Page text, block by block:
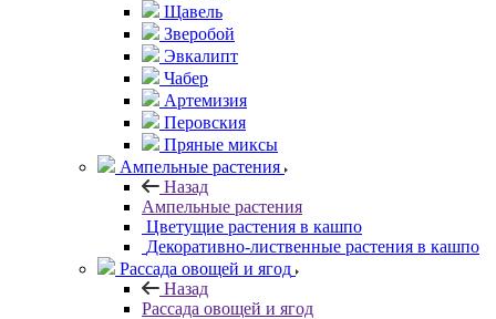
Щавель
Зверобой
Эвкалипт
Чабер
Артемизия
Перовския
Пряные миксы
Ампельные растения
Назад
Ампельные растения
Цветущие растения в кашпо
Декоративно-лиственные растения в кашпо
Рассада овощей и ягод
Назад
Рассада овощей и ягод